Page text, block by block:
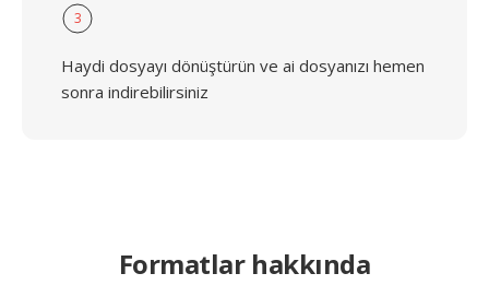
3
Haydi dosyayı dönüştürün ve ai dosyanızı hemen
sonra indirebilirsiniz
Formatlar hakkında